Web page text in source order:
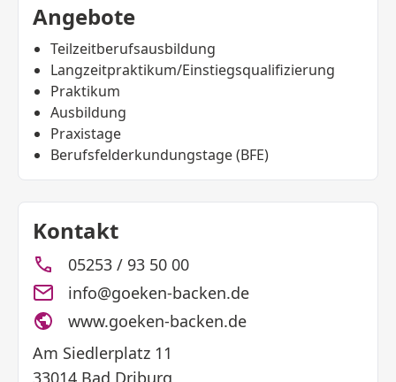
Angebote
Teilzeitberufsausbildung
Langzeitpraktikum/Einstiegsqualifizierung
Praktikum
Ausbildung
Praxistage
Berufsfelderkundungstage (BFE)
Kontakt
05253 / 93 50 00
info@goeken-backen.de
www.goeken-backen.de
Am Siedlerplatz 11
33014 Bad Driburg